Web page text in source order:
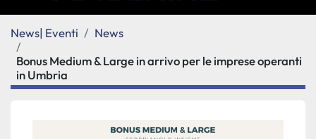
News| Eventi
News
Bonus Medium & Large in arrivo per le imprese operanti
in Umbria